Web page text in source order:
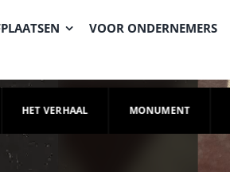
VOOR ONDERNEMERS
HET VERHAAL MONUMENT